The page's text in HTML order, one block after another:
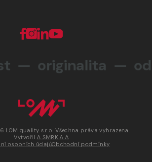
— originalita —
LOM quality s.r.o. Všechna práva vyhrazena.
Vytvořil ∆ SMRK ∆ ∆
osobních údajůObchodní podmínky